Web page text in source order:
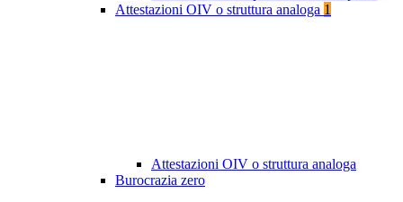
Attestazioni OIV o struttura analoga 1
Attestazioni OIV o struttura analoga
Burocrazia zero